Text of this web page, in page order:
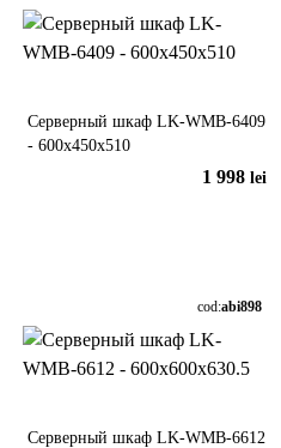
Серверный шкаф LK-WMB-6409
- 600x450x510
1 998 lei
cod:abi898
Серверный шкаф LK-WMB-6612